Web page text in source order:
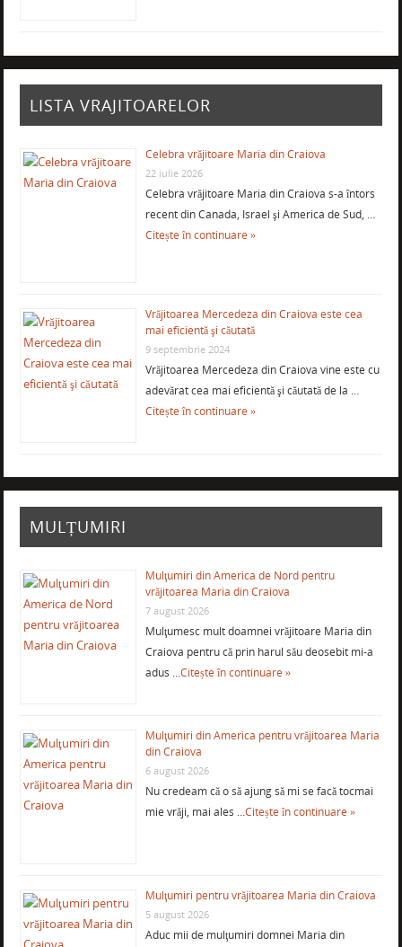
LISTA VRAJITOARELOR
Celebra vrăjitoare Maria din Craiova
22 iulie 2026
Celebra vrăjitoare Maria din Craiova s-a întors
recent din Canada, Israel şi America de Sud, …
Citește în continuare »
Vrăjitoarea Mercedeza din Craiova este cea
mai eficientă şi căutată
9 septembrie 2024
Vrăjitoarea Mercedeza din Craiova vine este cu
adevărat cea mai eficientă şi căutată de la …
Citește în continuare »
MULȚUMIRI
Mulţumiri din America de Nord pentru
vrăjitoarea Maria din Craiova
7 august 2026
Mulţumesc mult doamnei vrăjitoare Maria din
Craiova pentru că prin harul său deosebit mi-a
adus …Citește în continuare »
Mulţumiri din America pentru vrăjitoarea Maria
din Craiova
6 august 2026
Nu credeam că o să ajung să mi se facă tocmai
mie vrăji, mai ales …Citește în continuare »
Mulţumiri pentru vrăjitoarea Maria din Craiova
5 august 2026
Aduc mii de mulţumiri domnei Maria din